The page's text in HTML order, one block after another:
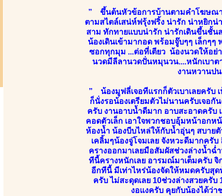
” ขึ้นต้นหัวข้อการบ้านตามคำโฆษณา
ตามสไตล์เสน่ห์ฟรุ้งฟริ้ง น่ารัก น่าหยิก
สาม ทักทายแบบน่ารัก น่ารักเดินขึ้นชั้น
น้องเดินเข้ามากอด พร้อมจู๊บๆๆ เล็กๆ
ซอกทุกมุม ...ต่อที่เตียว น้องนวดให้อย่
นวดมีลีลานวดปั่นหมุนวน....หนักเบาต
งานหวานป
” น้องมูฟลี่เจอทีแรกก็ตัวเบาเลยครับ
ก็นั่งรอน้องเตรียมตัวไม่นานครับเจอ
ครับ งานอาบน้ำดีมาก อาบสะอาดครับ
คอดตัวเล็ก เอาใจพวกชอบอุ้มหน้าอกห
ห้องน้ำ น้องบีบไหล่ให้กับน้ำอุ่นๆ สบาย
เคลิ้มๆน้องจู่โจมเลย จังหวะดีมากครั
ครางออกมาเลยมือสัมผัสช่วงล่างน้ำฉ่
ทีนี้ครางหนักเลย อารมณ์มาเต็มครับ
อีกทีนี้ มีเท่าไหร่น้องจัดให้หมดครับสุด
ครับ ไม่สะดุดเลย 10ช่วงล่างสวยครับ
งอแงครับ คุยกับน้องได้ว่